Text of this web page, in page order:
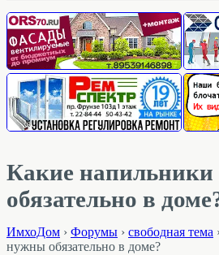
Какие
обязательно в
ИмхоДом › Форумы › свободная тема
нужны обязательно в доме?